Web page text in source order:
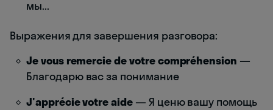
мы...
Выражения для завершения разговора:
Je vous remercie de votre compréhension —
Благодарю вас за понимание
J'apprécie votre aide— Я ценю вашу помощь